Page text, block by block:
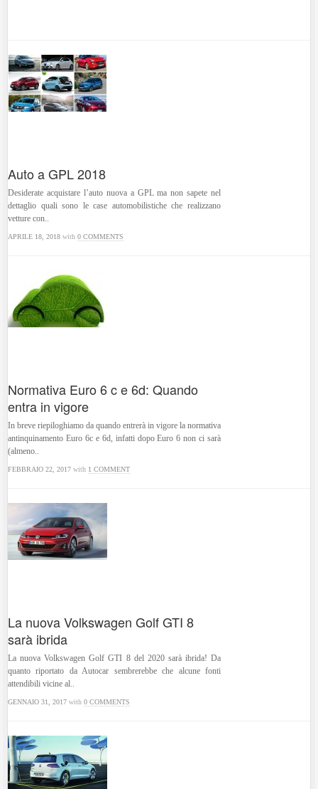
Auto a GPL 2018
Desiderate acquistare l’auto nuova a GPL ma non sapete nel
dettaglio quali sono le case automobilistiche che realizzano
vetture con..
APRILE 18, 2018 with0 COMMENTS
Normativa Euro 6 c e 6d: Quando
entra in vigore
In breve riepiloghiamo da quando entrerà in vigore la normativa
antinquinamento Euro 6c e 6d, infatti dopo Euro 6 non ci sarà
(almeno..
FEBBRAIO 22, 2017 with 1 COMMENT
La nuova Volkswagen Golf GTI 8
sarà ibrida
La nuova Volkswagen Golf GTI 8 del 2020 sarà ibrida! Da
quanto riportato da Autocar sembrerebbe che alcune fonti
attendibili vicine al..
GENNAIO 31, 2017 with0 COMMENTS